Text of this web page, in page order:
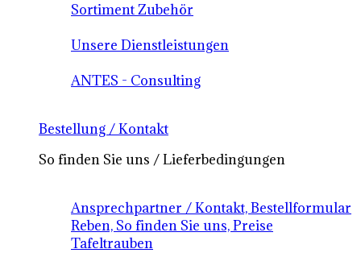
Sortiment Zubehör
Unsere Dienstleistungen
ANTES - Consulting
Bestellung / Kontakt
So finden Sie uns / Lieferbedingungen
Ansprechpartner / Kontakt, Bestellformular
Reben, So finden Sie uns, Preise
Tafeltrauben